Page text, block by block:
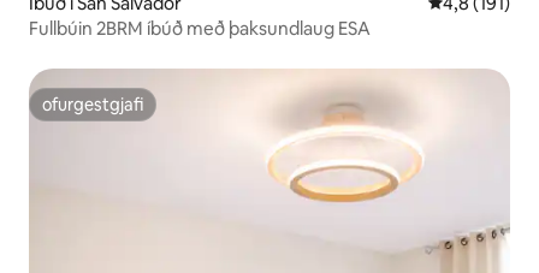
Fullbúin 2BRM íbúð með þaksundlaug ESA
ofurgestgjafi
ofurgestgjafi